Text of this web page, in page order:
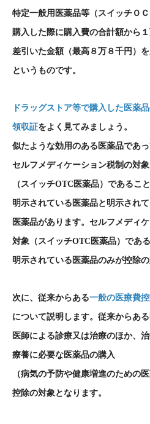
特定一般用医薬品等（スイッチＯ
購入した際に購入費の合計額から
差引いた金額（最高８万８千円）
というものです。
ドラッグストア等で購入した医薬
領収証をよく見てみましょう。
似たような効用のある医薬品であっ
セルフメディケーション税制の対象
（スイッチOTC 医薬品）であるこ
明示されている医薬品と明示され
医薬品があります。セルフメディ
対象（スイッチOTC 医薬品）であ
明示されている医薬品のみが控除の
次に、従来からある一般の医療費
について説明します。従来からある
医師による診療又は治療のほか、
療養に必要な医薬品の購入
（病気の予防や健康増進のための
控除の対象となります。